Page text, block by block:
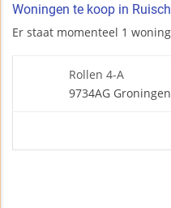
Woningen te koop in
Er staat momenteel 1
Rollen 4-A
9734AG Groningen